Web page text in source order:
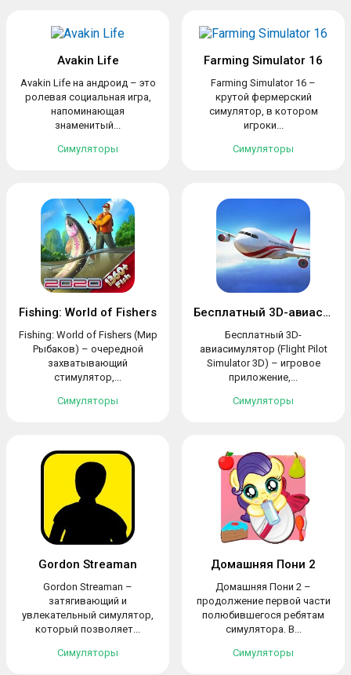
Avakin Life
Avakin Life на андроид – это
ролевая социальная игра,
напоминающая
знаменитый...
Симуляторы
Farming Simulator 16
Farming Simulator 16 –
крутой фермерский
симулятор, в котором
игроки...
Симуляторы
Fishing: World of Fishers
Fishing: World of Fishers (Мир
Рыбаков) – очередной
захватывающий
стимулятор,...
Симуляторы
Бесплатный 3D-авиасимулятор
Бесплатный 3D-
авиасимулятор (Flight Pilot
Simulator 3D) – игровое
приложение,...
Симуляторы
Gordon Streaman
Gordon Streaman –
затягивающий и
увлекательный симулятор,
который позволяет...
Симуляторы
Домашняя Пони 2
Домашняя Пони 2 –
продолжение первой части
полюбившегося ребятам
симулятора. В...
Симуляторы